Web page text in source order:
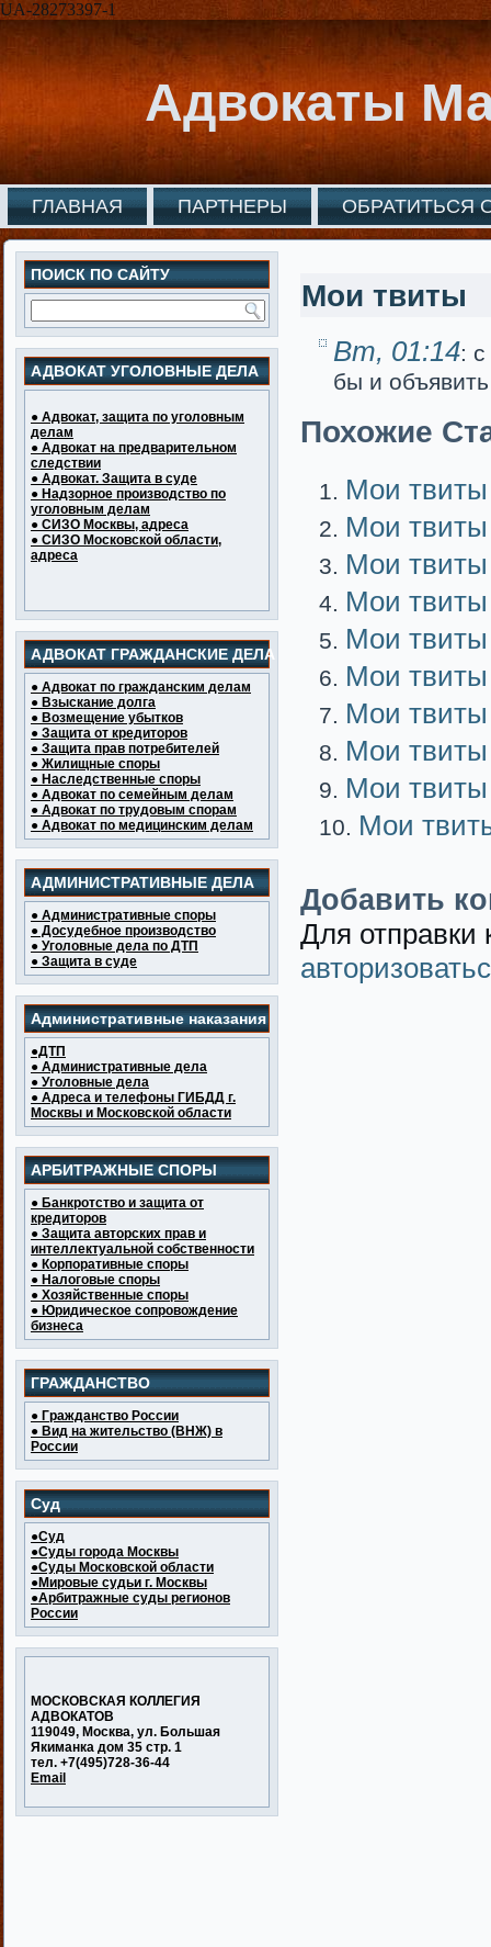
UA-28273397-1
Адвокаты
ГЛАВНАЯ ПАРТНЕРЫ ОБРАТИТЬСЯ
ПОИСК ПО САЙТУ
АДВОКАТ УГОЛОВНЫЕ ДЕЛА
● Адвокат, защита по уголовным
делам
● Адвокат на предварительном
следствии
● Адвокат. Защита в суде
● Надзорное производство по
уголовным делам
● СИЗО Москвы, адреса
● СИЗО Московской области,
адреса
АДВОКАТ ГРАЖДАНСКИЕ ДЕЛА
● Адвокат по гражданским делам
● Взыскание долга
● Возмещение убытков
● Защита от кредиторов
● Защита прав потребителей
● Жилищные споры
● Наследственные споры
● Адвокат по семейным делам
● Адвокат по трудовым спорам
● Адвокат по медицинским делам
АДМИНИСТРАТИВНЫЕ ДЕЛА
● Административные споры
● Досудебное производство
● Уголовные дела по ДТП
● Защита в суде
Административные наказания
●ДТП
● Административные дела
● Уголовные дела
● Адреса и телефоны ГИБДД г.
Москвы и Московской области
АРБИТРАЖНЫЕ СПОРЫ
● Банкротство и защита от
кредиторов
● Защита авторских прав и
интеллектуальной собственности
● Корпоративные споры
● Налоговые споры
● Хозяйственные споры
● Юридическое сопровождение
бизнеса
ГРАЖДАНСТВО
● Гражданство России
● Вид на жительство (ВНЖ) в
России
Суд
●Суд
●Суды города Москвы
●Суды Московской области
●Мировые судьи г. Москвы
●Арбитражные суды регионов
России
МОСКОВСКАЯ КОЛЛЕГИЯ
АДВОКАТОВ
119049, Москва, ул. Большая
Якиманка дом 35 стр. 1
тел. +7(495)728-36-44
Email
Мои твиты
Вт, 01:14:
бы и
Похожие
Мои твиты
Мои твиты
Мои твиты
Мои твиты
Мои твиты
Мои твиты
Мои твиты
Мои твиты
Мои твиты
Мои
Добавить
Для отправки